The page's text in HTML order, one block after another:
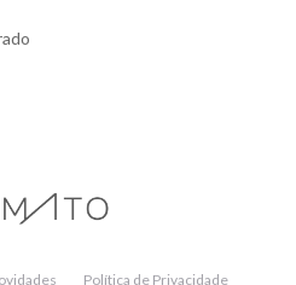
Política de Privacidade